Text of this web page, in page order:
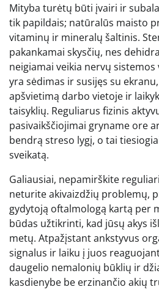
Mityba turėtų būti įvairi ir
tik papildais; natūralūs maisto
vitaminų ir mineralų šaltinis.
pakankamai skysčių, nes
neigiamai veikia nervų sistemos
yra sėdimas ir susijęs su
apšvietimą darbo vietoje ir
taisyklių. Reguliarus fizinis
pasivaikščiojimai gryname ore
bendrą streso lygį, o tai
sveikatą.
Galiausiai, nepamirškite
neturite akivaizdžių problemų,
gydytoją oftalmologą kartą per
būdas užtikrinti, kad jūsų akys
metų. Atpažįstant ankstyvus
signalus ir laiku į juos
daugelio nemalonių būklių ir
kasdienybe be erzinančio akių